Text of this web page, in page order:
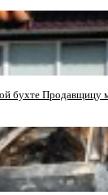
бухте Продавщицу